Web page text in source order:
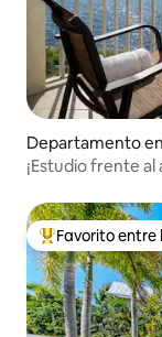
Departamento
¡Estudio frente al
De los mejores
Favorito entre